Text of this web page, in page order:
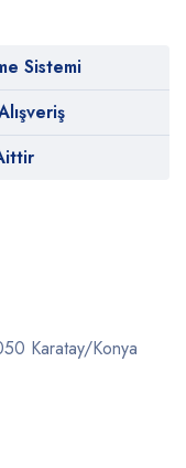
Sistemi
Karatay/Konya